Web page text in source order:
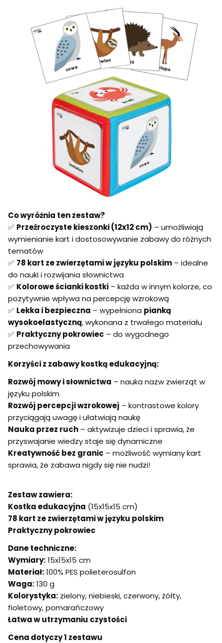
Co wyróżnia ten zestaw?
✅ Przeźroczyste kieszonki (12x12 cm) – umożliwiają
wymienianie kart i dostosowywanie zabawy do różnych
tematów
✅ 78 kart ze zwierzętami w języku polskim – idealne
do nauki i rozwijania słownictwa
✅ Kolorowe ścianki kostki – każda w innym kolorze, co
pozytywnie wpływa na percepcję wzrokową
✅ Lekka i bezpieczna – wypełniona pianką
wysokoelastyczną, wykonana z trwałego materiału
✅ Praktyczny pokrowiec – do wygodnego
przechowywania
Korzyści z zabawy kostką edukacyjną:
Rozwój mowy i słownictwa – nauka nazw zwierząt w
języku polskim
Rozwój percepcji wzrokowej – kontrastowe kolory
przyciągają uwagę i ułatwiają naukę
Nauka przez ruch – aktywizuje dzieci i sprawia, że
przyswajanie wiedzy staje się dynamiczne
Kreatywność bez granic – możliwość wymiany kart
sprawia, że zabawa nigdy się nie nudzi!
Zestaw zawiera:
Kostka edukacyjna (15x15x15 cm)
78 kart ze zwierzętami w języku polskim
Praktyczny pokrowiec
Dane techniczne:
Wymiary:15x15x15 cm
Materiał:100% PES polieterosulfon
Waga:130 g
Kolorystyka: zielony, niebieski, czerwony, żółty,
fioletowy, pomarańczowy
Łatwa w utrzymaniu czystości
Cena dotyczy 1 zestawu